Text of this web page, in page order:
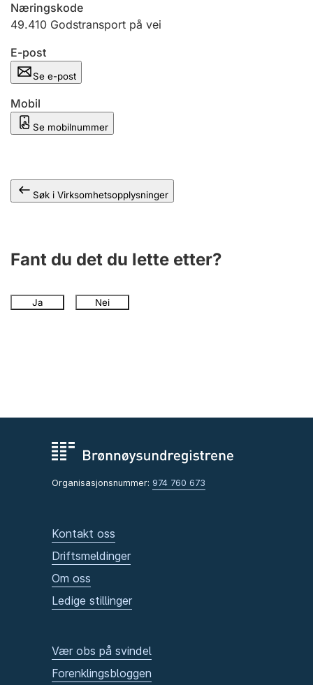
Offentlig sektor
Andre tema
Næringskode
49.410 Godstransport på vei
E-post
Se e-post
Mobil
Se mobilnummer
Søk i Virksomhetsopplysninger
Fant du det du lette etter?
Ja Nei
Organisasjonsnummer: 974 760 673
Kontakt oss
Driftsmeldinger
Om oss
Ledige stillinger
Vær obs på svindel
Forenklingsbloggen